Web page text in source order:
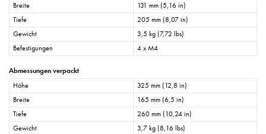
Breite
131 mm (5,16 in)
Tiefe
205 mm (8,07 in)
Gewicht
3,5 kg (7,72 lbs)
Befestigungen
4 x M4
Abmessungen verpackt
Höhe
325 mm (12,8 in)
Breite
165 mm (6,5 in)
Tiefe
260 mm (10,24 in)
Gewicht
3,7 kg (8,16 lbs)